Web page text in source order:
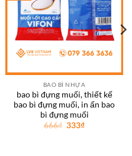
BAO BÌ NHỰA
bao bì đựng muối, thiết kế
bao bì đựng muối, in ấn bao
bì đựng muối
666₫ Giá
333₫Giá